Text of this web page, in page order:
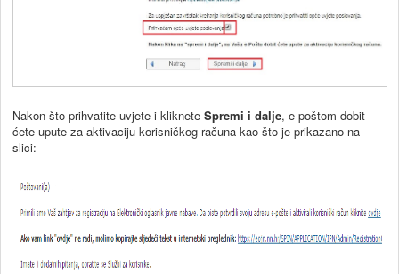
Nakon što prihvatite uvjete i kliknete Spremi i dalje, e-poštom dobit
ćete upute za aktivaciju korisničkog računa kao što je prikazano na
slici: